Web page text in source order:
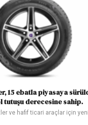
15 ebatla piyasaya
tutuşu derecesine sahip.
ve hafif ticari araçlar için